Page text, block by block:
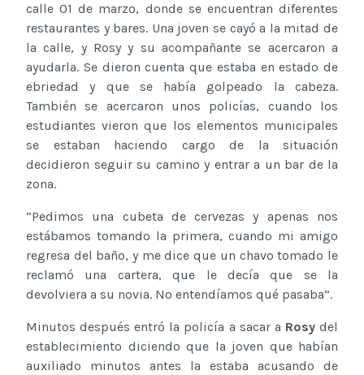
calle 01 de marzo, donde se encuentran diferentes
restaurantes y bares. Una joven se cayó a la mitad de
la calle, y Rosy y su acompañante se acercaron a
ayudarla. Se dieron cuenta que estaba en estado de
ebriedad y que se había golpeado la cabeza.
También se acercaron unos policías, cuando los
estudiantes vieron que los elementos municipales
se estaban haciendo cargo de la situación
decidieron seguir su camino y entrar a un bar de la
zona.
“Pedimos una cubeta de cervezas y apenas nos
estábamos tomando la primera, cuando mi amigo
regresa del baño, y me dice que un chavo tomado le
reclamó una cartera, que le decía que se la
devolviera a su novia. No entendíamos qué pasaba”.
Minutos después entró la policía a sacar a Rosydel
establecimiento diciendo que la joven que habían
auxiliado minutos antes la estaba acusando de